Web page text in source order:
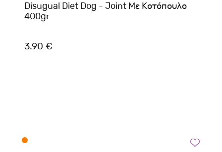
Disugual Diet Dog - Joint Με Κοτόπουλο
400gr
3.90 €